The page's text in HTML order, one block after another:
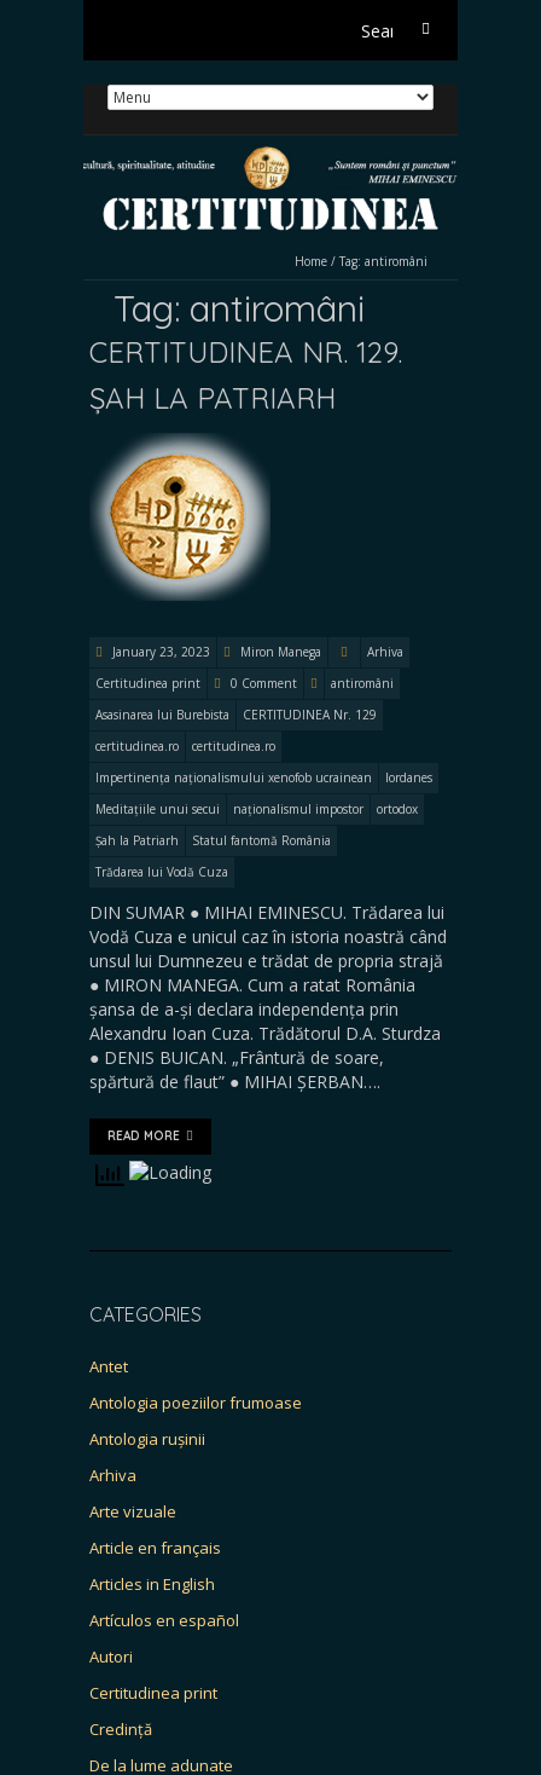
Search
Home / Tag: antiromâni
Tag: antiromâni
CERTITUDINEA NR. 129.
ȘAH LA PATRIARH
January 23, 2023 Miron Manega
Arhiva
Certitudinea print
0 Comment
antiromâni
Asasinarea lui Burebista
CERTITUDINEA Nr. 129
certitudinea.ro
certitudinea.ro
Impertinența naționalismului xenofob ucrainean
Iordanes
Meditațiile unui secui
naționalismul impostor
ortodox
Șah la Patriarh
Statul fantomă România
Trădarea lui Vodă Cuza
DIN SUMAR ● MIHAI EMINESCU. Trădarea lui
Vodă Cuza e unicul caz în istoria noastră când
unsul lui Dumnezeu e trădat de propria strajă
● MIRON MANEGA. Cum a ratat România
șansa de a-și declara independența prin
Alexandru Ioan Cuza. Trădătorul D.A. Sturdza
● DENIS BUICAN. „Frântură de soare,
spărtură de flaut” ● MIHAI ȘERBAN….
READ MORE
CATEGORIES
Antet
Antologia poeziilor frumoase
Antologia rușinii
Arhiva
Arte vizuale
Article en français
Articles in English
Artículos en español
Autori
Certitudinea print
Credință
De la lume adunate